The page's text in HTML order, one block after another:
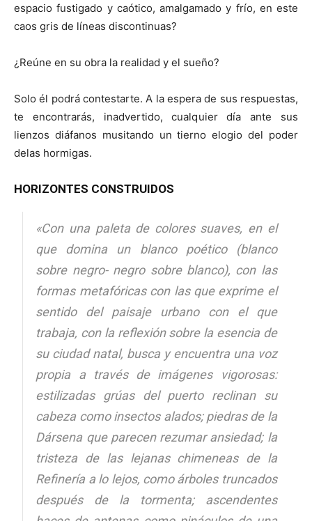
espacio fustigado y caótico, amalgamado y frío, en este
caos gris de líneas discontinuas?
¿Reúne en su obra la realidad y el sueño?
Solo él podrá contestarte. A la espera de sus respuestas,
te encontrarás, inadvertido, cualquier día ante sus
lienzos diáfanos musitando un tierno elogio del poder
delas hormigas.
HORIZONTES CONSTRUIDOS
«Con una paleta de colores suaves, en el
que domina un blanco poético (blanco
sobre negro- negro sobre blanco), con las
formas metafóricas con las que exprime el
sentido del paisaje urbano con el que
trabaja, con la reflexión sobre la esencia de
su ciudad natal, busca y encuentra una voz
propia a través de imágenes vigorosas:
estilizadas grúas del puerto reclinan su
cabeza como insectos alados; piedras de la
Dársena que parecen rezumar ansiedad; la
tristeza de las lejanas chimeneas de la
Refinería a lo lejos, como árboles truncados
después de la tormenta; ascendentes